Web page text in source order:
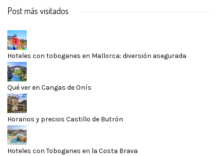
Post más visitados
Hoteles con toboganes en Mallorca: diversión asegurada
Qué ver en Cangas de Onís
Horarios y precios Castillo de Butrón
Hoteles con Toboganes en la Costa Brava